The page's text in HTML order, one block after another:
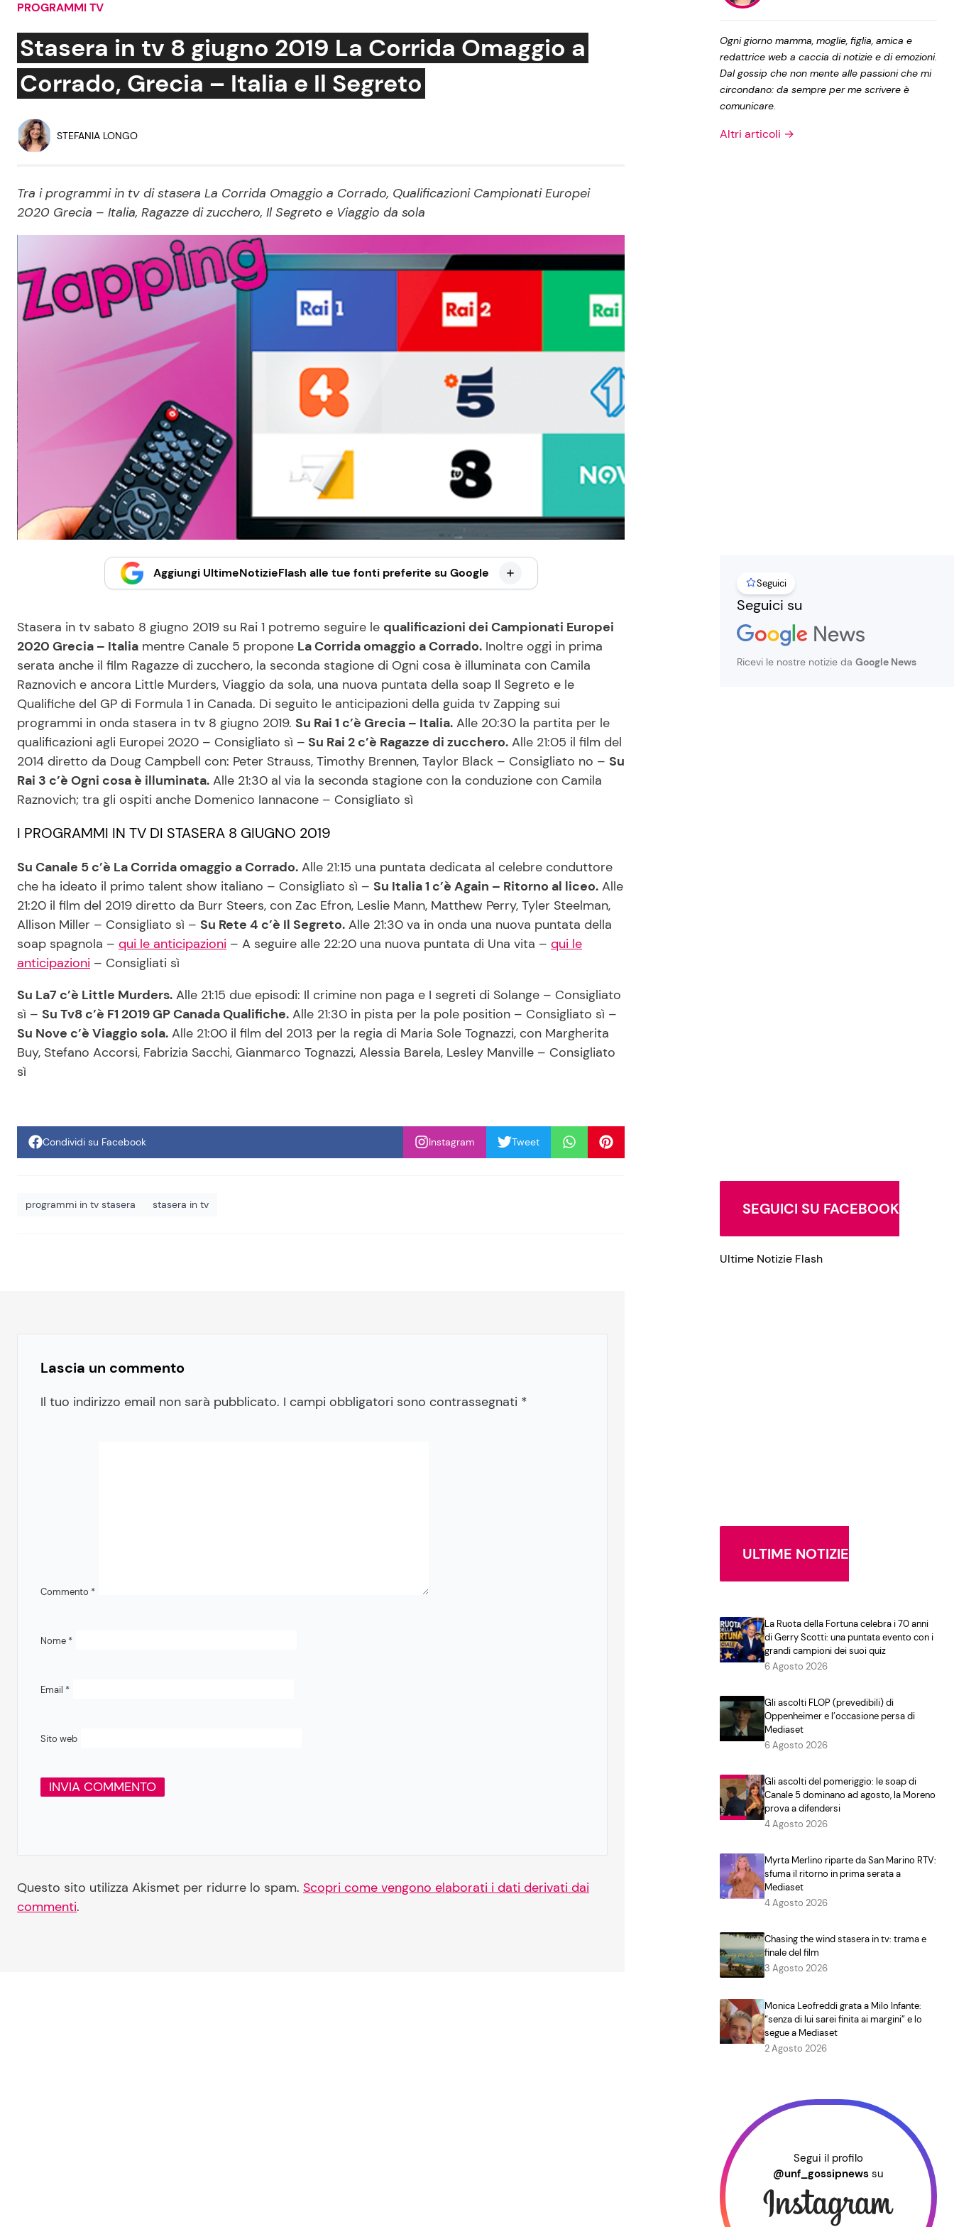
Social News
News dal mondo
Benessere
Mondo Mamma
News benessere
Salute
Viaggi e Turismo
Festività
Le Ricette in TV
Ricette Facili e Veloci
Ricette Feste
Ricette per Bambini
Privacy Policy
PROGRAMMI TV
Stasera in tv 8 giugno 2019 La Corrida Omaggio a
Corrado, Grecia – Italia e Il Segreto
STEFANIA LONGO
Tra i programmi in tv di stasera La Corrida Omaggio a Corrado, Qualificazioni Campionati Europei
2020 Grecia – Italia, Ragazze di zucchero, Il Segreto e Viaggio da sola
Aggiungi UltimeNotizieFlash alle tue fonti preferite su Google
Stasera in tv sabato 8 giugno 2019 su Rai 1 potremo seguire le qualificazioni dei Campionati Europei
2020 Grecia – Italia mentre Canale 5 propone La Corrida omaggio a Corrado. Inoltre oggi in prima
serata anche il film Ragazze di zucchero, la seconda stagione di Ogni cosa è illuminata con Camila
Raznovich e ancora Little Murders, Viaggio da sola, una nuova puntata della soap Il Segreto e le
Qualifiche del GP di Formula 1 in Canada. Di seguito le anticipazioni della guida tv Zapping sui
programmi in onda stasera in tv 8 giugno 2019. Su Rai 1 c’è Grecia – Italia. Alle 20:30 la partita per le
qualificazioni agli Europei 2020 – Consigliato sì – Su Rai 2 c’è Ragazze di zucchero. Alle 21:05 il film del
2014 diretto da Doug Campbell con: Peter Strauss, Timothy Brennen, Taylor Black – Consigliato no – Su
Rai 3 c’è Ogni cosa è illuminata. Alle 21:30 al via la seconda stagione con la conduzione con Camila
Raznovich; tra gli ospiti anche Domenico Iannacone – Consigliato sì
I PROGRAMMI IN TV DI STASERA 8 GIUGNO 2019
Su Canale 5 c’è La Corrida omaggio a Corrado. Alle 21:15 una puntata dedicata al celebre conduttore
che ha ideato il primo talent show italiano – Consigliato sì – Su Italia 1 c’è Again – Ritorno al liceo. Alle
21:20 il film del 2019 diretto da Burr Steers, con Zac Efron, Leslie Mann, Matthew Perry, Tyler Steelman,
Allison Miller – Consigliato sì – Su Rete 4 c’è Il Segreto. Alle 21:30 va in onda una nuova puntata della
soap spagnola – qui le anticipazioni – A seguire alle 22:20 una nuova puntata di Una vita – qui le
anticipazioni – Consigliati sì
Su La7 c’è Little Murders. Alle 21:15 due episodi: Il crimine non paga e I segreti di Solange – Consigliato
sì – Su Tv8 c’è F1 2019 GP Canada Qualifiche. Alle 21:30 in pista per la pole position – Consigliato sì –
Su Nove c’è Viaggio sola. Alle 21:00 il film del 2013 per la regia di Maria Sole Tognazzi, con Margherita
Buy, Stefano Accorsi, Fabrizia Sacchi, Gianmarco Tognazzi, Alessia Barela, Lesley Manville – Consigliato
sì
Condividi su Facebook Instagram Tweet
programmi in tv stasera stasera in tv
Lascia un commento
Il tuo indirizzo email non sarà pubblicato. I campi obbligatori sono contrassegnati *
Commento *
Nome *
Email *
Sito web
Questo sito utilizza Akismet per ridurre lo spam. Scopri come vengono elaborati i dati derivati dai
commenti.
Ogni giorno mamma, moglie, figlia, amica e
redattrice web a caccia di notizie e di emozioni.
Dal gossip che non mente alle passioni che mi
circondano: da sempre per me scrivere è
comunicare.
Altri articoli →
Seguici
Seguici su
Ricevi le nostre notizie da Google News
SEGUICI SU FACEBOOK
Ultime Notizie Flash
ULTIME NOTIZIE
La Ruota della Fortuna celebra i 70 anni
di Gerry Scotti: una puntata evento con i
grandi campioni dei suoi quiz
6 Agosto 2026
Gli ascolti FLOP (prevedibili) di
Oppenheimer e l’occasione persa di
Mediaset
6 Agosto 2026
Gli ascolti del pomeriggio: le soap di
Canale 5 dominano ad agosto, la Moreno
prova a difendersi
4 Agosto 2026
Myrta Merlino riparte da San Marino RTV:
sfuma il ritorno in prima serata a
Mediaset
4 Agosto 2026
Chasing the wind stasera in tv: trama e
finale del film
3 Agosto 2026
Monica Leofreddi grata a Milo Infante:
“senza di lui sarei finita ai margini” e lo
segue a Mediaset
2 Agosto 2026
Segui il profilo
@unf_gossipnews su